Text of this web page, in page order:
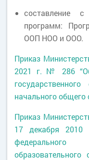
составление
программ:
ООП НОО и ООО.
Приказ
2021 г. № 286 “Об
государственного
начального общего
Приказ
17 декабря 2010